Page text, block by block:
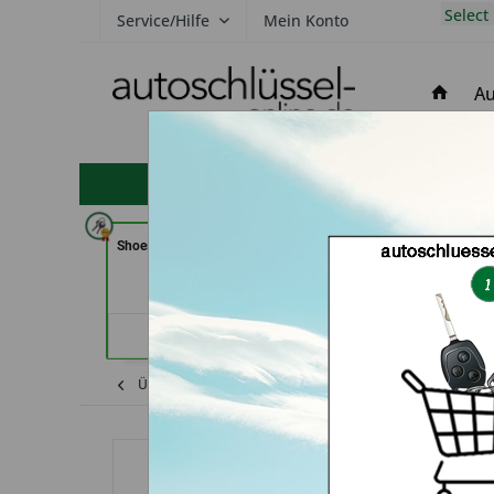
Service/Hilfe Mein Konto Select
hohe Kundenzufriedenheit
Shoes & Keys by Eski (in Erlangen)
Demuro Schuh &
(in
Übersicht Shop Chevrolet